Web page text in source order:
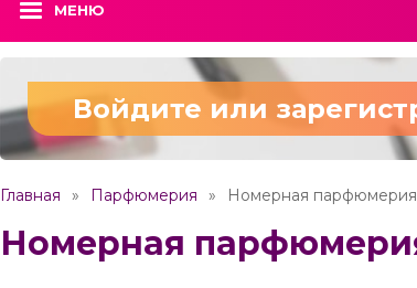
МЕНЮ
Войдите или
Главная Парфюмерия Номерная парфюмерия
Номерная